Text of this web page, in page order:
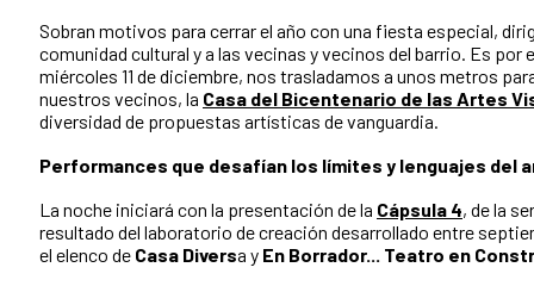
Sobran motivos para cerrar el año con una fiesta especial,
comunidad cultural y a las vecinas y vecinos del barrio. Es por
miércoles 11 de diciembre, nos trasladamos a unos metros
nuestros vecinos, la Casa del Bicentenario de las Artes
diversidad de propuestas artísticas de vanguardia.
Performances que desafían los límites y lenguajes del
La noche iniciará con la presentación de la Cápsula 4, de la
resultado del laboratorio de creación desarrollado entre
el elenco de Casa Diversa y En Borrador... Teatro en